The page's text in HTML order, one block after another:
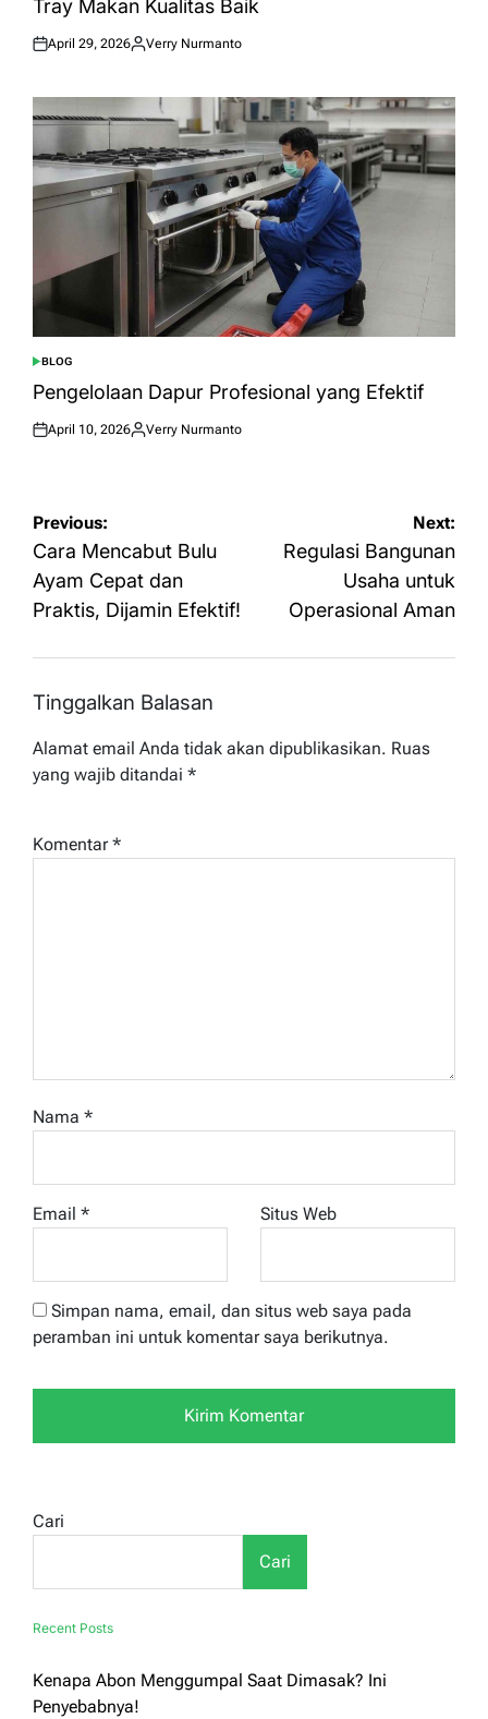
Tray Makan Kualitas Baik
Posted
April 29, 2026
Posted
Verry Nurmanto
POSTED
IN
BLOG
Pengelolaan Dapur Profesional yang Efektif
Posted
April 10, 2026
Posted
Verry Nurmanto
Navigasi
pos
Previous:
Cara Mencabut Bulu
Ayam Cepat dan
Praktis, Dijamin Efektif!
Next:
Regulasi Bangunan
Usaha untuk
Operasional Aman
Tinggalkan Balasan
Alamat email Anda tidak akan dipublikasikan. Ruas
yang wajib ditandai *
Komentar*
Nama *
Email * Situs Web
Simpan nama, email, dan situs web saya pada
peramban ini untuk komentar saya berikutnya.
Cari
Cari
Recent Posts
Kenapa Abon Menggumpal Saat Dimasak? Ini
Penyebabnya!